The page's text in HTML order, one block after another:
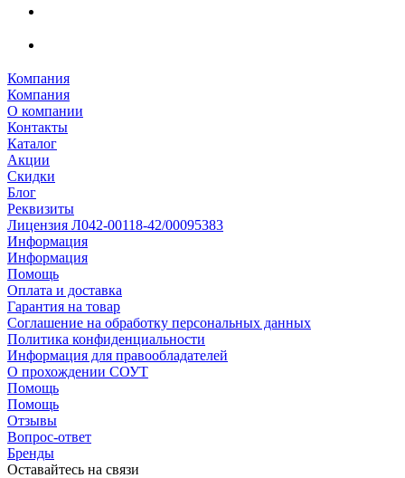
Компания
Компания
О компании
Контакты
Каталог
Акции
Скидки
Блог
Реквизиты
Лицензия Л042-00118-42/00095383
Информация
Информация
Помощь
Оплата и доставка
Гарантия на товар
Соглашение на обработку персональных данных
Политика конфиденциальности
Информация для правообладателей
О прохождении СОУТ
Помощь
Помощь
Отзывы
Вопрос-ответ
Бренды
Оставайтесь на связи